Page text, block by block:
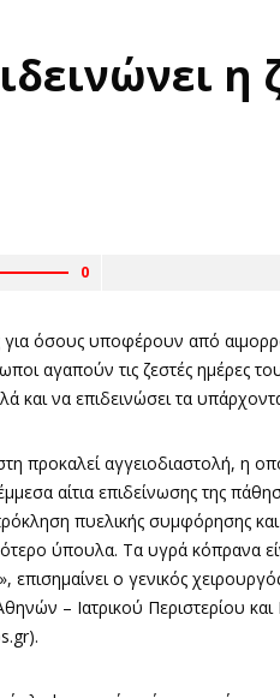
η
0
για όσους υποφέρουν από
αγαπούν τις ζεστές ημέρες
και να επιδεινώσει τα
προκαλεί αγγειοδιαστολή, η
αίτια επιδείνωσης της
πυελικής συμφόρησης
ύπουλα. Τα υγρά κόπρανα
ο γενικός
– Ιατρικού Περιστερίου